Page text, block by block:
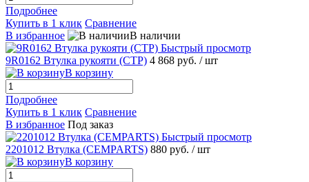
Подробнее
Купить в 1 клик Сравнение
В избранное
В наличии
Быстрый просмотр
9R0162 Втулка рукояти (CTP) 4 868 руб. / шт
В корзину
Подробнее
Купить в 1 клик Сравнение
В избранное Под заказ
Быстрый просмотр
2201012 Втулка (CEMPARTS) 880 руб. / шт
В корзину